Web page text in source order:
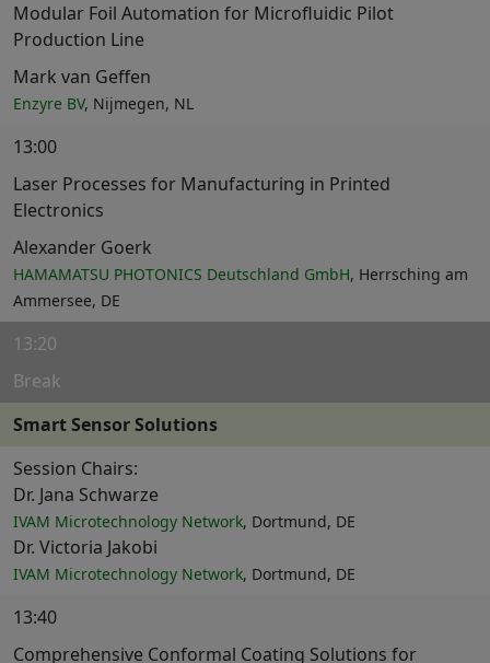
Modular Foil Automation for Microfluidic Pilot
Production Line
Mark van Geffen
Enzyre BV, Nijmegen, NL
13:00
Laser Processes for Manufacturing in Printed
Electronics
Alexander Goerk
HAMAMATSU PHOTONICS Deutschland GmbH, Herrsching am
Ammersee, DE
13:20
Break
Smart Sensor Solutions
Session Chairs:
Dr. Jana Schwarze
IVAM Microtechnology Network, Dortmund, DE
Dr. Victoria Jakobi
IVAM Microtechnology Network, Dortmund, DE
13:40
Comprehensive Conformal Coating Solutions for